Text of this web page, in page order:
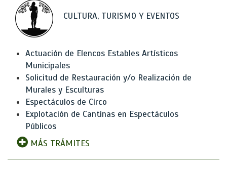
CULTURA, TURISMO Y EVENTOS
Actuación de Elencos Estables Artísticos
Municipales
Solicitud de Restauración y/o Realización de
Murales y Esculturas
Espectáculos de Circo
Explotación de Cantinas en Espectáculos
Públicos
MÁS TRÁMITES